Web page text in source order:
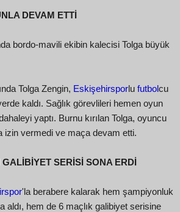
DEVAM ETTİ
bordo-mavili ekibin kalecisi Tolga büyük
Tolga Zengin, Eskişehirsporlu futbolcu
kaldı. Sağlık görevlileri hemen oyun
yaptı. Burnu kırılan Tolga, oyuncu
izin vermedi ve maça devam etti.
SERİSİ SONA ERDİ
'la berabere kalarak hem şampiyonluk
aldı, hem de 6 maçlık galibiyet serisine